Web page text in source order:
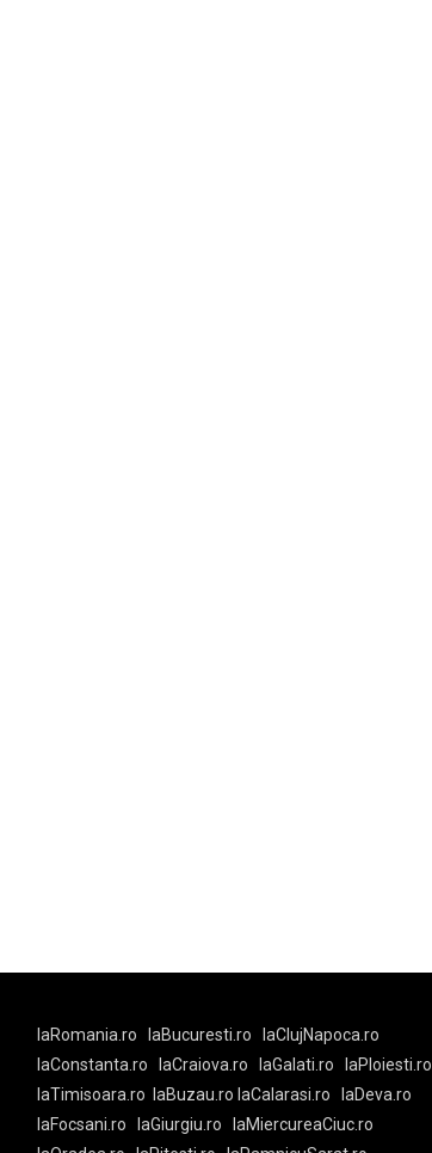
laRomania.ro laBucuresti.ro
laClujNapoca.ro
laConstanta.ro
laCraiova.ro laGalati.ro
laPloiesti.ro
laTimisoara.ro
laBuzau.ro laCalarasi.ro
laDeva.ro
laFocsani.ro
laGiurgiu.ro
laMiercureaCiuc.ro